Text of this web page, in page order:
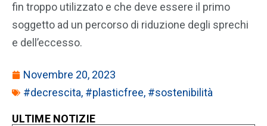
fin troppo utilizzato e che deve essere il primo
soggetto ad un percorso di riduzione degli sprechi
e dell’eccesso.
Novembre 20, 2023
#decrescita, #plasticfree, #sostenibilità
ULTIME NOTIZIE